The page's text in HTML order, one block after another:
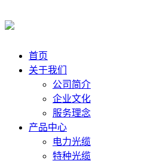
首页
关于我们
公司简介
企业文化
服务理念
产品中心
电力光缆
特种光缆